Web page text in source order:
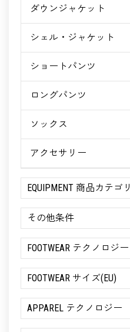
ダウンジャケット
シェル・ジャケット
ショートパンツ
ロングパンツ
ソックス
アクセサリー
EQUIPMENT 商品カテゴリ
その他条件
FOOTWEAR テクノロジー
FOOTWEAR サイズ(EU)
APPAREL テクノロジー